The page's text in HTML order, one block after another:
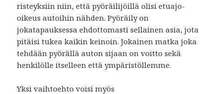
risteyksiin niin, että pyöräilijöillä olisi etuajo-
oikeus autoihin nähden. Pyöräily on
jokatapauksessa ehdottomasti sellainen asia, jota
pitäisi tukea kaikin keinoin. Jokainen matka joka
tehdään pyörällä auton sijaan on voitto sekä
henkilölle itselleen että ympäristöllemme.
Yksi vaihtoehto voisi myös